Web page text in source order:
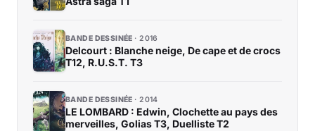
BANDE DESSINÉE 2016
Delcourt : Blanche neige, De cape et de crocs
T12, R.U.S.T. T3
BANDE DESSINÉE 2014
LE LOMBARD : Edwin, Clochette au pays des
merveilles, Golias T3, Duelliste T2